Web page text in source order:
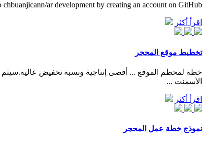
chbuanjicann/ar development by creating an account on GitHub.
اقرأ أكثر
تخطيط موقع المحجر
الأسمنت ...
اقرأ أكثر
نموذج خطة عمل المحجر